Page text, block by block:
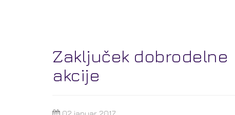
Zaključek dobrodelne
akcije